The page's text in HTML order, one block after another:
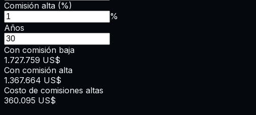
Comisión alta (%)
%
Años
Con comisión baja
1.727.759 US$
Con comisión alta
1.367.664 US$
Costo de comisiones altas
360.095 US$